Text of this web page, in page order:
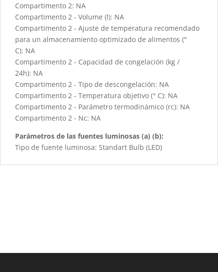
Compartimento 2: NA
Compartimento 2 - Volume (l): NA
Compartimento 2 - Ajuste de temperatura recomendado
para un almacenamiento optimizado de alimentos (°
C): NA
Compartimento 2 - Capacidad de congelación (kg /
24h): NA
Compartimento 2 - Tipo de descongelación: NA
Compartimento 2 - Temperatura objetivo (° C): NA
Compartimento 2 - Parámetro termodinámico (rc): NA
Compartimento 2 - Nc: NA
Parámetros de las fuentes luminosas (a) (b):
Tipo de fuente luminosa: Standart Bulb (LED)